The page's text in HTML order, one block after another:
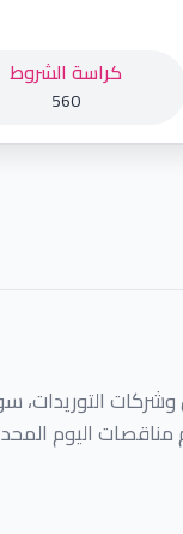
كراسة الشروط
560
التوريدات،
اليوم